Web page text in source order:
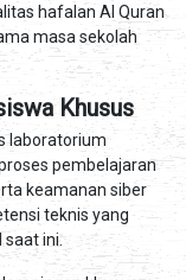
hafalan Al Quran
masa sekolah
Khusus
laboratorium
pembelajaran
keamanan siber
teknis yang
saat ini.